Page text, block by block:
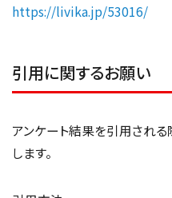
https://livika.jp/53016/
引用に関するお願い
アンケート結果を引用され
します。